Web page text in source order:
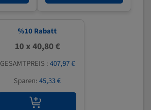
%10 Rabatt
10 x 40,80 €
GESAMTPREIS :407,97 €
Sparen:45,33 €